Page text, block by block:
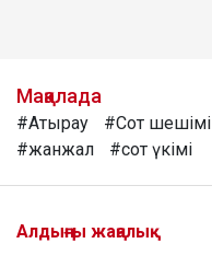
Мақалада
#Атырау #Сот шешімі
#жанжал
#сот үкімі
Алдыңғы жаңалық